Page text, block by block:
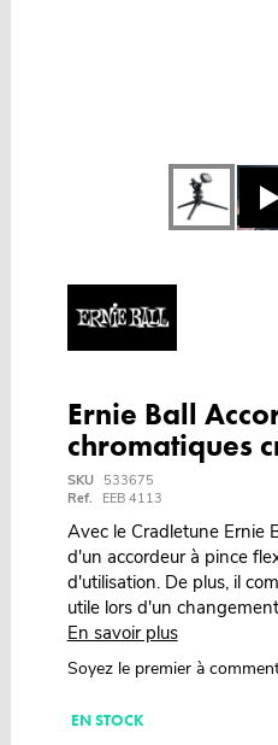
Ernie Ball
chromatiques
SKU
533675
Ref.
EEB 4113
Avec le Cradletune Ernie
d'un accordeur à pince
d'utilisation. De plus, il
utile lors d'un
En savoir plus
Soyez le premier à
EN STOCK